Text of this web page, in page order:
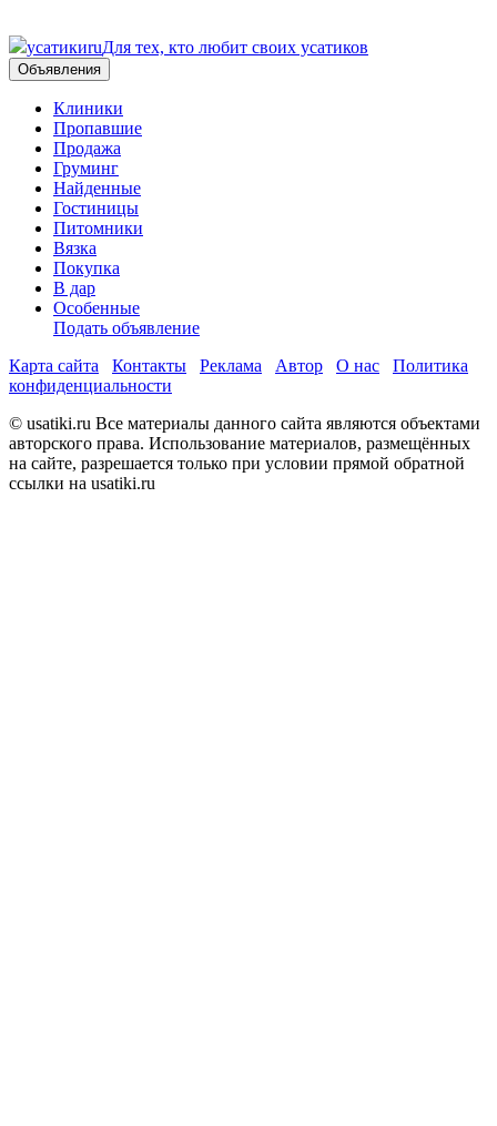
усатикиruДля тех, кто любит своих усатиков
Объявления
Клиники
Пропавшие
Продажа
Груминг
Найденные
Гостиницы
Питомники
Вязка
Покупка
В дар
Особенные
Подать объявление
Карта сайта
Контакты Реклама Автор О нас
Политика
конфиденциальности
© usatiki.ru Все материалы данного сайта являются объектами
авторского права. Использование материалов, размещённых
на сайте, разрешается только при условии прямой обратной
ссылки на usatiki.ru